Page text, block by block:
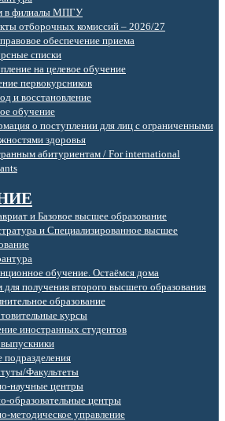
в филиалы МПГУ
отборочных комиссий – 2026/27
обеспечение приема
списки
на целевое обучение
первокурсников
и восстановление
обучение
о поступлении для лиц с ограниченными
здоровья
абитуриентам / For international
и Базовое высшее образование
и Специализированное высшее
обучение. Остаёмся дома
получения второго высшего образования
образование
курсы
иностранных студентов
Факультеты
научные центры
образовательные центры
методическое управление